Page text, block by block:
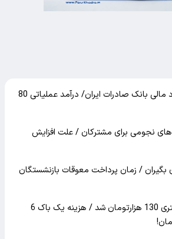
تغییر مثبت در عملکرد مالی بانک صادرات ایران/ درآمد عملیاتی 80
نجومی برای مشترکان / علت افزایش
/ زمان پرداخت معوقات بازنشستگان
نرخ بنزین در تهران لیتری 130 هزارتومان شد / هزینه یک باک 6